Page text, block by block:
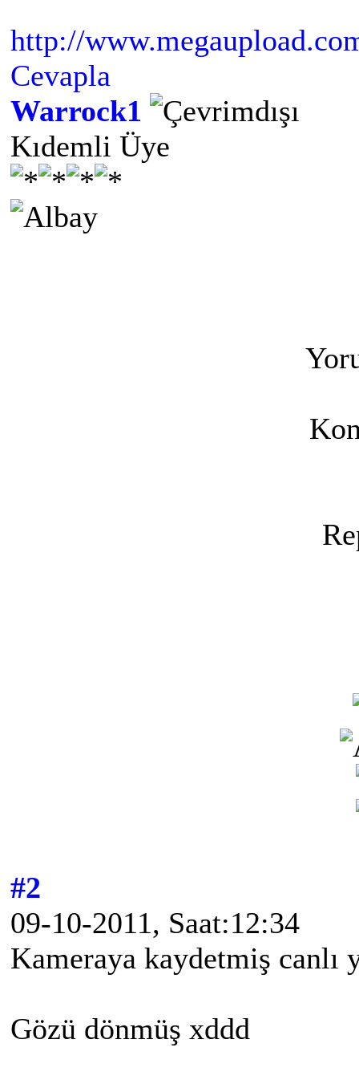
http://
Cevapla
Warrock1
Kıdemli Üye
#2
09-10-2011, Saat:12:34
Kameraya kaydetmiş canlı
Gözü dönmüş xddd